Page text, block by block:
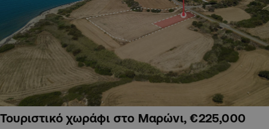
Τουριστικό χωράφι στο Μαρώνι, €225,000